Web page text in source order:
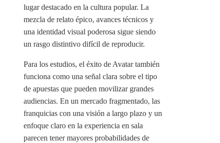
lugar destacado en la cultura popular. La
mezcla de relato épico, avances técnicos y
una identidad visual poderosa sigue siendo
un rasgo distintivo difícil de reproducir.
Para los estudios, el éxito de Avatar también
funciona como una señal clara sobre el tipo
de apuestas que pueden movilizar grandes
audiencias. En un mercado fragmentado, las
franquicias con una visión a largo plazo y un
enfoque claro en la experiencia en sala
parecen tener mayores probabilidades de